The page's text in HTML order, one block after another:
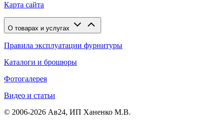
Карта сайта
О товарах и услугах
Правила эксплуатации фурнитуры
Каталоги и брошюры
Фотогалерея
Видео и статьи
© 2006-2026 Ав24, ИП Ханенко М.В.